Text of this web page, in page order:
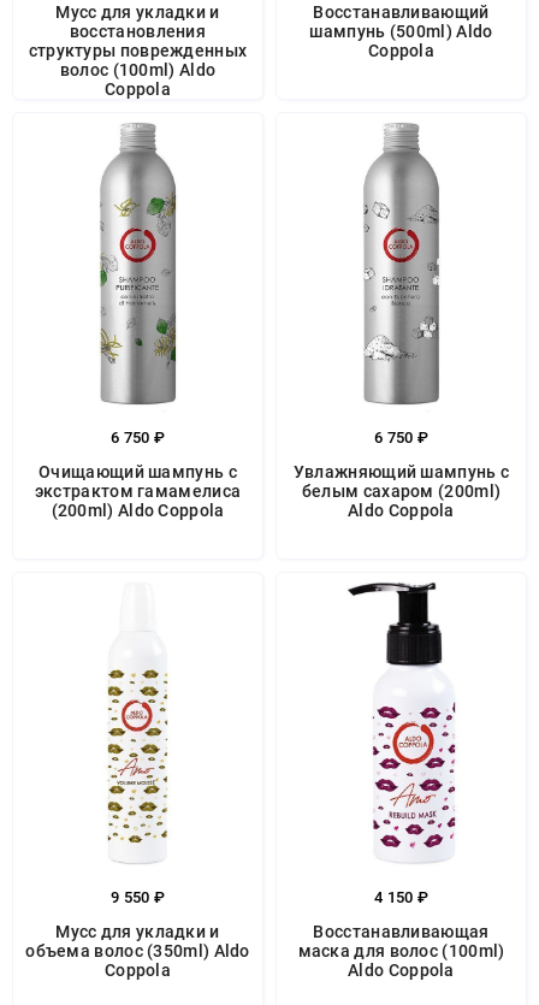
Мусс для укладки и
восстановления
структуры поврежденных
волос (100ml) Aldo
Coppola
Восстанавливающий
шампунь (500ml) Aldo
Coppola
6 750 ₽
Очищающий шампунь с
экстрактом гамамелиса
(200ml) Aldo Coppola
6 750 ₽
Увлажняющий шампунь с
белым сахаром (200ml)
Aldo Coppola
9 550 ₽
Мусс для укладки и
объема волос (350ml) Aldo
Coppola
4 150 ₽
Восстанавливающая
маска для волос (100ml)
Aldo Coppola